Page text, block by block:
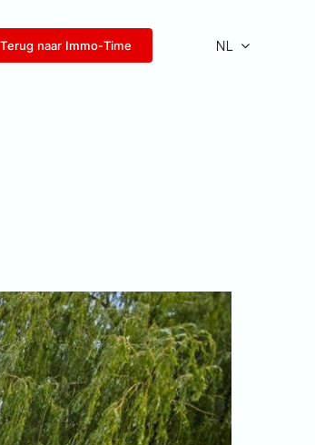
Terug naar Immo-Time NL